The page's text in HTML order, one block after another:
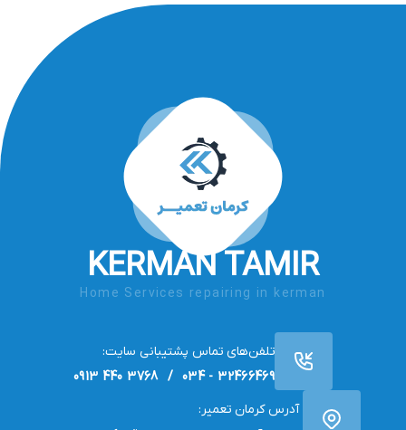
KERMAN TAMIR
Home Services repairing in kerman
تلفن‌های تماس پشتیبانی سایت:
32466469 - 034 / 3768 440 0913
آدرس کرمان تعمیر: